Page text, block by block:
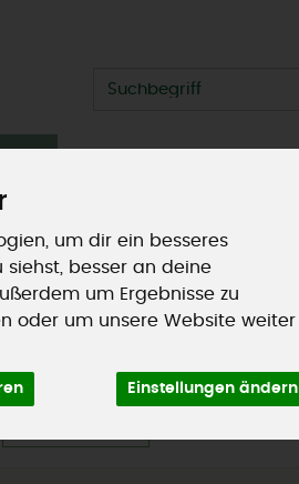
um dir ein besseres
siehst, besser an deine
um Ergebnisse zu
oder um unsere Website weiter
Einstellungen ändern
Produkt